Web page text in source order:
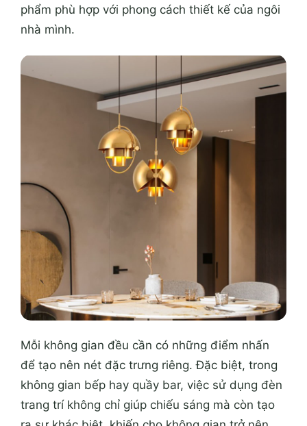
phẩm phù hợp với phong cách thiết kế của ngôi
nhà mình.
Mỗi không gian đều cần có những điểm nhấn
để tạo nên nét đặc trưng riêng. Đặc biệt, trong
không gian bếp hay quầy bar, việc sử dụng đèn
trang trí không chỉ giúp chiếu sáng mà còn tạo